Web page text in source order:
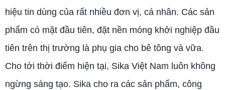
hiệu tin dùng của rất nhiều đơn vị, cá nhân. Các sản
phẩm có mặt đầu tiên, đặt nền móng khởi nghiệp đầu
tiên trên thị trường là phụ gia cho bê tông và vữa.
Cho tới thời điểm hiện tại, Sika Việt Nam luôn không
ngừng sáng tạo. Sika cho ra các sản phẩm, công